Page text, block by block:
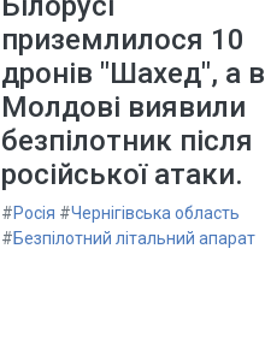
приземлилося 10
дронів "Шахед", а в
Молдові виявили
безпілотник після
російської атаки.
#Росія #Чернігівська область
#Безпілотний літальний апарат